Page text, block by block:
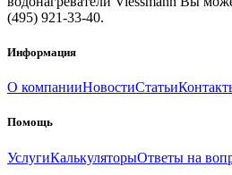
(495) 921-33-40.
Информация
О компанииНовостиСтатьи
Помощь
УслугиКалькуляторыОтветы на